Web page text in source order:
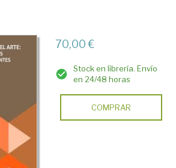
70,00 €
Stock en librería. Envío
en 24/48 horas
COMPRAR